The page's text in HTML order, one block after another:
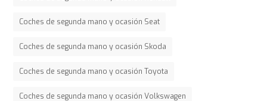
Coches de segunda mano y ocasión Seat
Coches de segunda mano y ocasión Skoda
Coches de segunda mano y ocasión Toyota
Coches de segunda mano y ocasión Volkswagen